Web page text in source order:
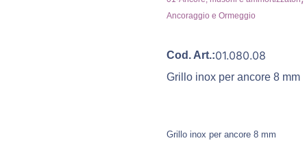
Ancoraggio e Ormeggio
Cod. Art.:01.080.08
Grillo inox per ancore 8 mm
Grillo inox per ancore 8 mm